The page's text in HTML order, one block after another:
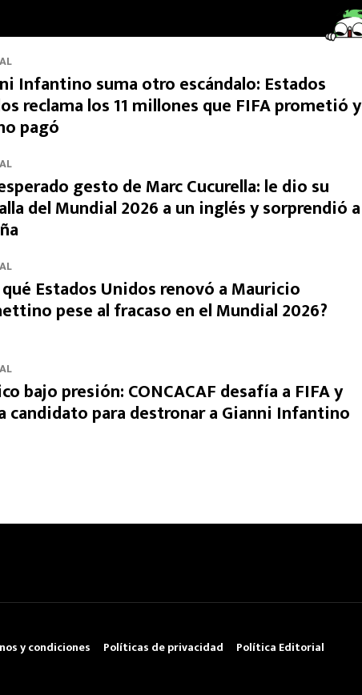
Infantino suma otro escándalo: Estados
reclama los 11 millones que FIFA prometió y
pagó
gesto de Marc Cucurella: le dio su
del Mundial 2026 a un inglés y sorprendió a
Estados Unidos renovó a Mauricio
pese al fracaso en el Mundial 2026?
bajo presión: CONCACAF desafía a FIFA y
candidato para destronar a Gianni Infantino
y condiciones Políticas de privacidad Política Editorial